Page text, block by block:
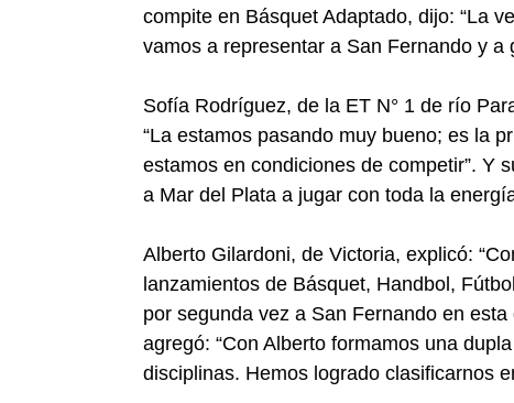
compite en Básquet Adaptado, dijo: “La
vamos a representar a San Fernando y a
Sofía Rodríguez, de la ET N° 1 de río
“La estamos pasando muy bueno; es la
estamos en condiciones de competir”. Y
a Mar del Plata a jugar con toda la
Alberto Gilardoni, de Victoria, explicó:
lanzamientos de Básquet, Handbol,
por segunda vez a San Fernando en
agregó: “Con Alberto formamos una
disciplinas. Hemos logrado clasificarnos